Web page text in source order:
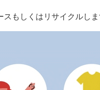
もしくはリサイクルしま